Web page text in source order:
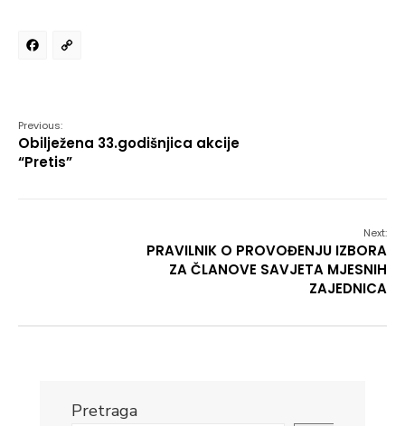
Facebook
Previous:
Obilježena 33.godišnjica akcije
“Pretis”
Next:
PRAVILNIK O PROVOĐENJU IZBORA
ZA ČLANOVE SAVJETA MJESNIH
ZAJEDNICA
Pretraga